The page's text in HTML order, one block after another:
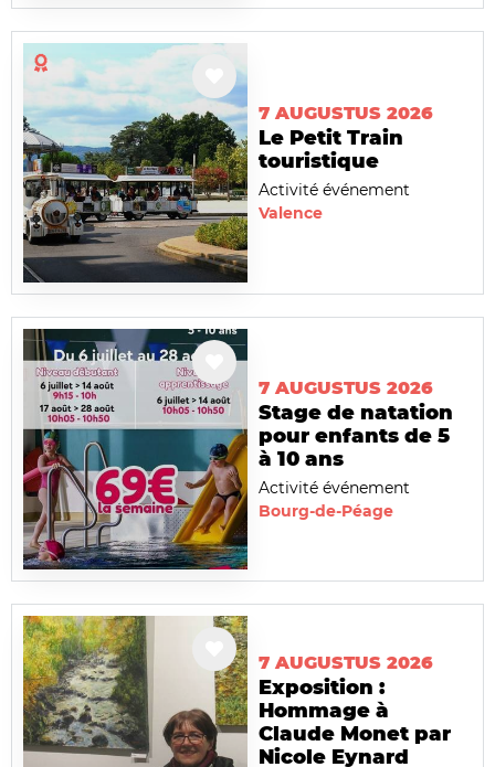
7 AUGUSTUS 2026
Le Petit Train
touristique
Activité événement
Valence
7 AUGUSTUS 2026
Stage de natation
pour enfants de 5
à 10 ans
Activité événement
Bourg-de-Péage
7 AUGUSTUS 2026
Exposition :
Hommage à
Claude Monet par
Nicole Eynard